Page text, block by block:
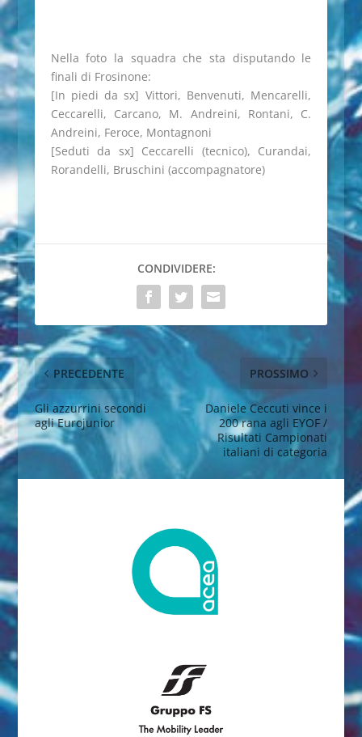
Nella foto la squadra che sta disputando le
finali di Frosinone:
[In piedi da sx] Vittori, Benvenuti, Mencarelli,
Ceccarelli, Carcano, M. Andreini, Rontani, C.
Andreini, Feroce, Montagnoni
[Seduti da sx] Ceccarelli (tecnico), Curandai,
Rorandelli, Bruschini (accompagnatore)
CONDIVIDERE:
PRECEDENTE
Gli azzurrini secondi
agli Eurojunior
PROSSIMO
Daniele Ceccuti vince i
200 rana agli EYOF /
Risultati Campionati
italiani di categoria